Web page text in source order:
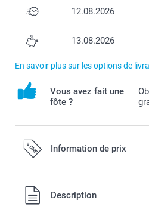
12.08.2026
13.08.2026
En savoir plus sur les options de
Vous avez fait une
fôte ?
Information de prix
Tous les prix sont en francs
hors frais de port.
Description